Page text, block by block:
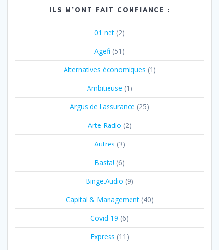
ILS M’ONT FAIT CONFIANCE :
01 net (2)
Agefi (51)
Alternatives économiques (1)
Ambitieuse (1)
Argus de l'assurance (25)
Arte Radio (2)
Autres (3)
Basta! (6)
Binge.Audio (9)
Capital & Management(40)
Covid-19 (6)
Express (11)